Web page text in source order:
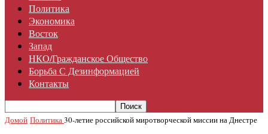
Политика
Экономика
Восток
Запад
НКО/гражданское Общество
Борьба С Дезинформацией
Контакты
Домой Политика30-летие российской миротворческой миссии на Днестре